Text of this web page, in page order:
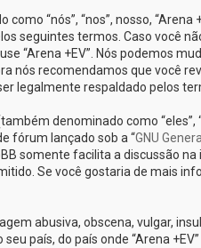
“nós”, “nos”, nosso,
seguintes termos. Caso você
“Arena +EV”. Nós podemos
nós recomendamos que você
legalmente respaldado pelos
denominado como “eles”,
fórum lançado sob a “GNU
somente facilita a discussão
Se você gostaria de mais
abusiva, obscena, vulgar,
país, do país onde “Arena